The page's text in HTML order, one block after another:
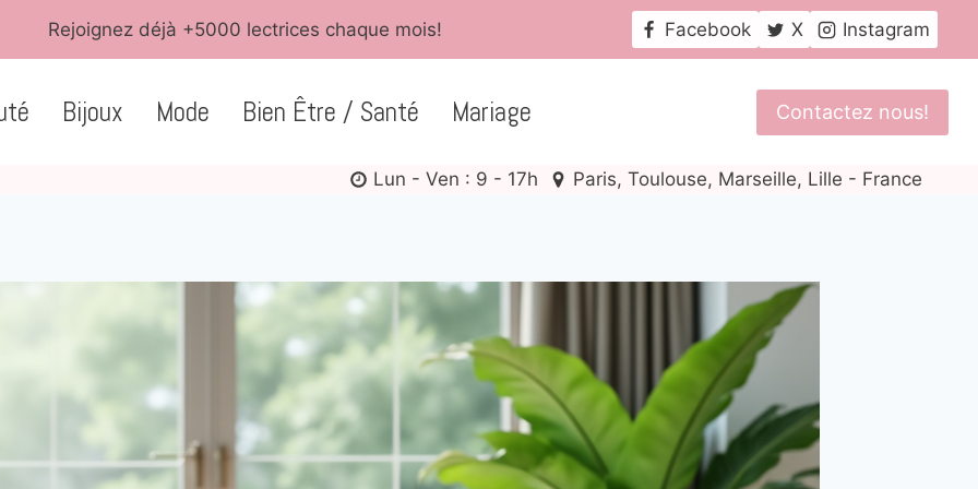
Rejoignez déjà +5000 lectrices chaque mois! Facebook X Instagram
Bijoux Mode Bien Être / Santé Mariage Contactez nous!
Lun - Ven : 9 - 17h Paris, Toulouse, Marseille, Lille - France